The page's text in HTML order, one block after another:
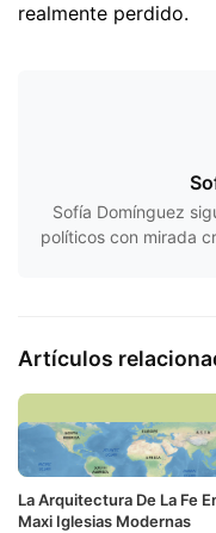
realmente perdido.
Sofía Domínguez
políticos con mirada
Artículos
La Arquitectura De La Fe
Maxi Iglesias Modernas